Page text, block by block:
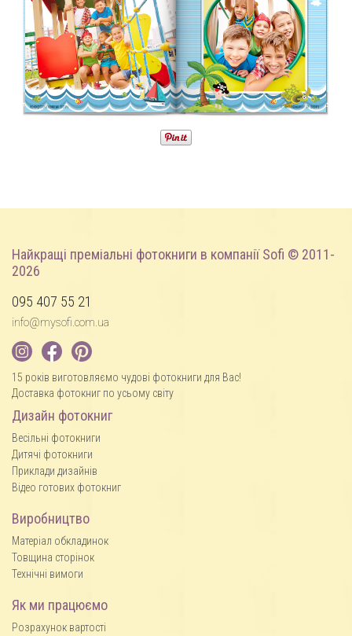
Найкращі преміальні фотокниги в компанії Sofi © 2011-
2026
095 407 55 21
info@mysofi.com.ua
15 років виготовляємо чудові фотокниги для Вас!
Доставка фотокниг по усьому світу
Дизайн фотокниг
Весільні фотокниги
Дитячі фотокниги
Приклади дизайнів
Відео готових фотокниг
Виробництво
Матеріал обкладинок
Товщина сторінок
Технічні вимоги
Як ми працюємо
Розрахунок вартості